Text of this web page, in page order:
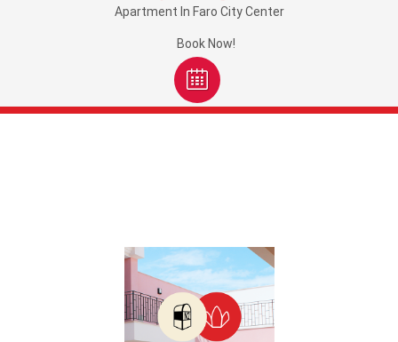
Apartment In Faro City Center
Book Now!